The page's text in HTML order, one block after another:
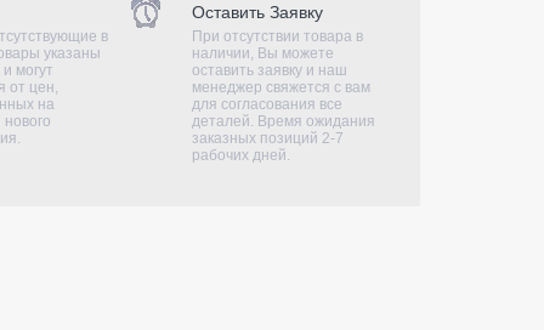
в
указаны
могут
от цен,
на
Оставить Заявку
При отсутствии товара в
наличии, Вы можете
оставить заявку и наш
менеджер свяжется с вам
для согласования все
деталей. Время ожидания
заказных позиций 2-7
рабочих дней.